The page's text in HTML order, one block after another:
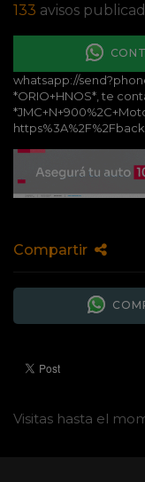
133 avisos
whatsapp://
*ORIO+HNOS*, te
Compartir
Visitas hasta el